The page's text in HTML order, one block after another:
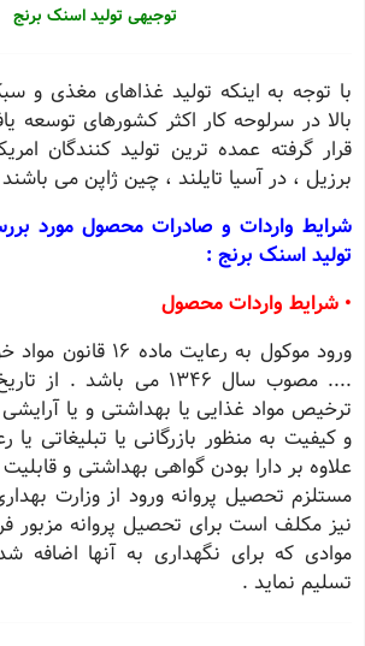
توجیهی تولید اسنک برنج
با توجه به اینکه تولید غذاهای مغذی و
بالا در سرلوحه کار اکثر کشورهای توسعه
قرار گرفته عمده ترین تولید کنندگان
برزیل ، در آسیا تایلند ، چین ژاپن می
شرایط واردات و صادرات محصول مورد
تولید اسنک برنج :
• شرایط واردات محصول
ورود موکول به رعایت
.... مصوب سال 1346 می
ترخیص مواد غذایی یا بهداشتی و یا
و کیفیت به منظور بازرگانی یا تبلیغاتی
علاوه بر دارا بودن گواهی بهداشتی و
مستلزم تحصیل پروانه ورود از وزارت
نیز مکلف است برای تحصیل پروانه مزبور
موادی که برای نگهداری به آنها اضافه
تسلیم نماید .